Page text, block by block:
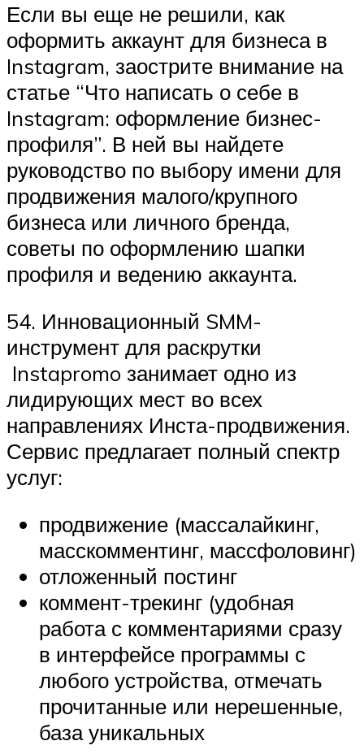
Если вы еще не решили, как
оформить аккаунт для бизнеса в
Instagram, заострите внимание на
статье “Что написать о себе в
Instagram: оформление бизнес-
профиля”. В ней вы найдете
руководство по выбору имени для
продвижения малого/крупного
бизнеса или личного бренда,
советы по оформлению шапки
профиля и ведению аккаунта.
54. Инновационный SMM-
инструмент для раскрутки
Instapromo занимает одно из
лидирующих мест во всех
направлениях Инста-продвижения.
Сервис предлагает полный спектр
услуг:
продвижение (массалайкинг,
масскомментинг, массфоловинг)
отложенный постинг
коммент-трекинг (удобная
работа с комментариями сразу
в интерфейсе программы с
любого устройства, отмечать
прочитанные или нерешенные,
база уникальных